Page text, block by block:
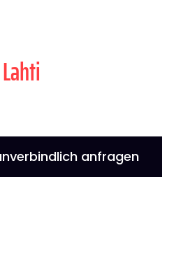
Lahti
anfragen